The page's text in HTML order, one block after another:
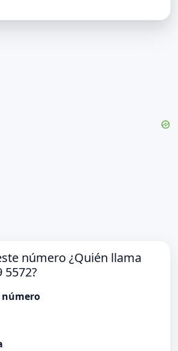
número ¿Quién llama
5572?
número